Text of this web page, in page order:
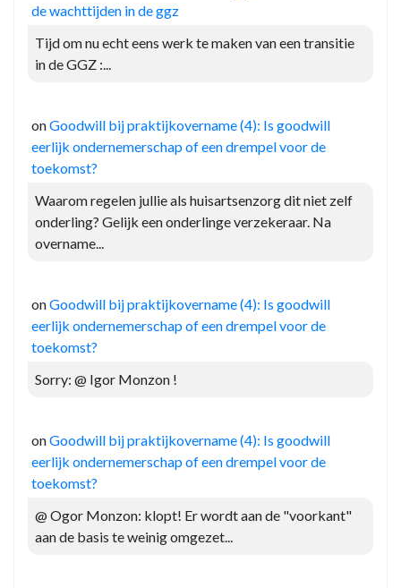
de wachttijden in de ggz
Tijd om nu echt eens werk te maken van een transitie
in de GGZ :...
onGoodwill bij praktijkovername (4): Is goodwill
eerlijk ondernemerschap of een drempel voor de
toekomst?
Waarom regelen jullie als huisartsenzorg dit niet zelf
onderling? Gelijk een onderlinge verzekeraar. Na
overname...
onGoodwill bij praktijkovername (4): Is goodwill
eerlijk ondernemerschap of een drempel voor de
toekomst?
Sorry: @ Igor Monzon !
onGoodwill bij praktijkovername (4): Is goodwill
eerlijk ondernemerschap of een drempel voor de
toekomst?
@ Ogor Monzon: klopt! Er wordt aan de "voorkant"
aan de basis te weinig omgezet...